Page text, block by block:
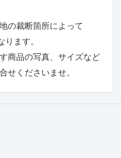
の裁断箇所によって
ます。
商品の写真、サイズなど
せくださいませ。